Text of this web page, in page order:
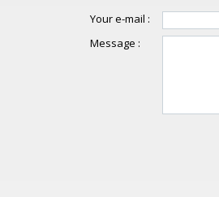
Your e-mail :
Message :